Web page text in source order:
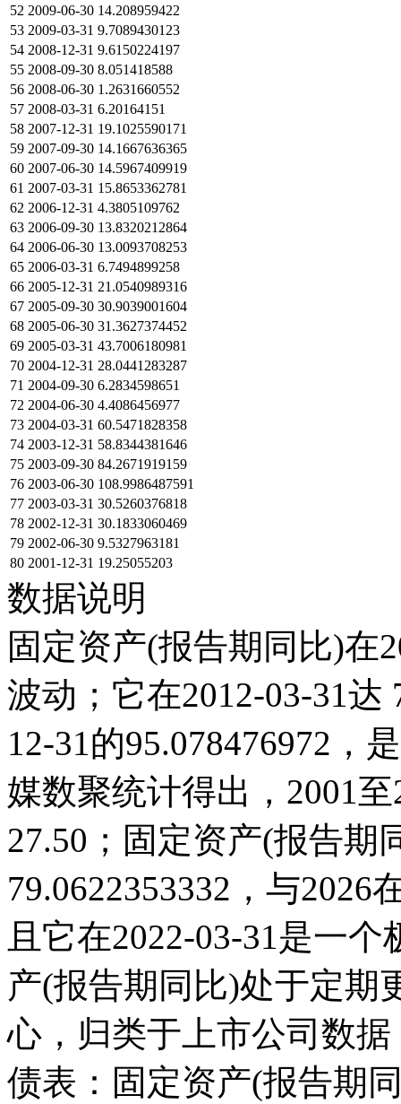
52 2009-06-30 14.208959422
53 2009-03-31 9.7089430123
54 2008-12-31 9.6150224197
55 2008-09-30 8.051418588
56 2008-06-30 1.2631660552
57 2008-03-31 6.20164151
58 2007-12-31 19.1025590171
59 2007-09-30 14.1667636365
60 2007-06-30 14.5967409919
61 2007-03-31 15.8653362781
62 2006-12-31 4.3805109762
63 2006-09-30 13.8320212864
64 2006-06-30 13.0093708253
65 2006-03-31 6.7494899258
66 2005-12-31 21.0540989316
67 2005-09-30 30.9039001604
68 2005-06-30 31.3627374452
69 2005-03-31 43.7006180981
70 2004-12-31 28.0441283287
71 2004-09-30 6.2834598651
72 2004-06-30 4.4086456977
73 2004-03-31 60.5471828358
74 2003-12-31 58.8344381646
75 2003-09-30 84.2671919159
76 2003-06-30 108.9986487591
77 2003-03-31 30.5260376818
78 2002-12-31 30.1833060469
79 2002-06-30 9.5327963181
80 2001-12-31 19.25055203
数据说明
固定资产(报告期同比)在
波动；它在2012-03-31达
12-31的95.078476972，
媒数聚统计得出，2001
27.50；固定资产(报告期
79.0622353332，与
且它在2022-03-31是一
产(报告期同比)处于定期
心，归类于上市公司数
债表：固定资产(报告期